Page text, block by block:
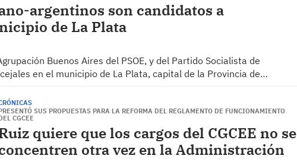
argentinos son candidatos a
de La Plata
Buenos Aires del PSOE, y del Partido Socialista de
en el municipio de La Plata, capital de la Provincia de…
SUS PROPUESTAS PARA LA REFORMA DEL REGLAMENTO DE FUNCIONAMIENTO
CGCEE
quiere que los cargos del CGCEE no se
otra vez en la Administración